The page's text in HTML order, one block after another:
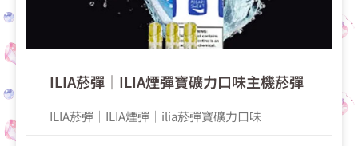
ILIA菸彈│ILIA煙彈寶礦力口味主機菸彈
ILIA菸彈│ILIA煙彈│ilia菸彈寶礦力口味